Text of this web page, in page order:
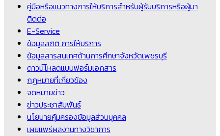
คู่มือหรือแนวทางการให้บริการสำหรับผู้รับบริการหรือผู้มา
ติดต่อ
E-Service
ข้อมูลสถิติ การให้บริการ
ข้อมูลสารสนเทศด้านการศึกษาจังหวัดเพชรบุรี
ดาวน์โหลดแบบฟอร์มเอกสาร
กฏหมายที่เกี่ยวข้อง
จดหมายข่าว
ข่าวประชาสัมพันธ์
นโยบายคุ้มครองข้อมูลส่วนบุคคล
เผยแพร่ผลงานทางวิชาการ